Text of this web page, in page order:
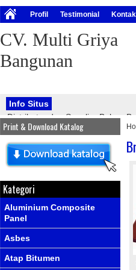
Profil Testimonial Kontak
CV. Multi Griya
Bangunan
Info Situs
Distributor dan Supplier Bahan
bangunan, seperti : atap
Info Produk
Ada produk-
Print & Download Katalog
Kategori
Aluminium Composite
Panel
Asbes
Atap Bitumen